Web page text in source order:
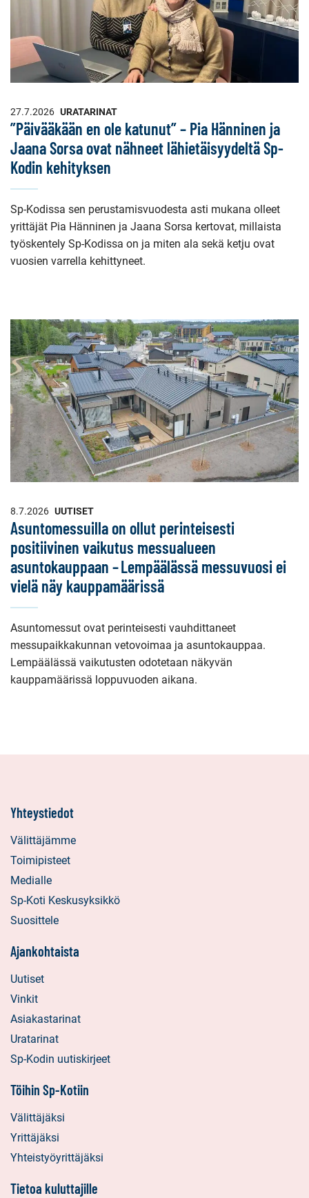
27.7.2026 URATARINAT
”Päivääkään en ole katunut” – Pia Hänninen ja
Jaana Sorsa ovat nähneet lähietäisyydeltä Sp-
Kodin kehityksen
Sp-Kodissa sen perustamisvuodesta asti mukana olleet
yrittäjät Pia Hänninen ja Jaana Sorsa kertovat, millaista
työskentely Sp-Kodissa on ja miten ala sekä ketju ovat
vuosien varrella kehittyneet.
8.7.2026 UUTISET
Asuntomessuilla on ollut perinteisesti
positiivinen vaikutus messualueen
asuntokauppaan – Lempäälässä messuvuosi ei
vielä näy kauppamäärissä
Asuntomessut ovat perinteisesti vauhdittaneet
messupaikkakunnan vetovoimaa ja asuntokauppaa.
Lempäälässä vaikutusten odotetaan näkyvän
kauppamäärissä loppuvuoden aikana.
Yhteystiedot
Välittäjämme
Toimipisteet
Medialle
Sp-Koti Keskusyksikkö
Suosittele
Ajankohtaista
Uutiset
Vinkit
Asiakastarinat
Uratarinat
Sp-Kodin uutiskirjeet
Töihin Sp-Kotiin
Välittäjäksi
Yrittäjäksi
Yhteistyöyrittäjäksi
Tietoa kuluttajille